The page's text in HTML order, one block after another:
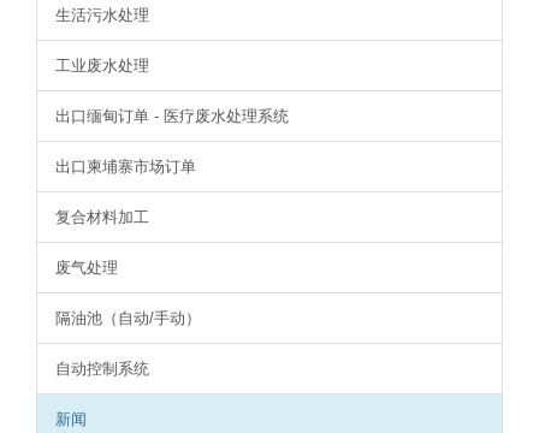
生活污水处理
工业废水处理
出口缅甸订单 - 医疗废水处理系统
出口柬埔寨市场订单
复合材料加工
废气处理
隔油池（自动/手动）
自动控制系统
新闻